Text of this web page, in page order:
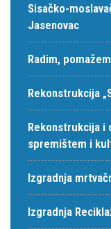
Sisačko-
Jasenovac
Radim,
Rekonstrukcija
Rekonstrukcija i
spremištem i
Izgradnja
Izgradnja